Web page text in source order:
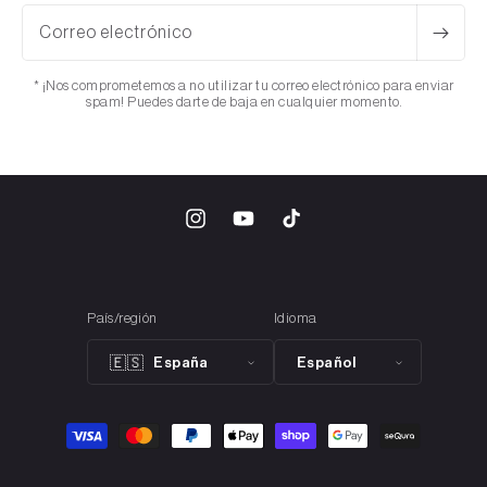
Desde su lanzamiento en los años 70, las Handball Spezial
coleccionistas y aficionados que buscan un calzado con
son el complemento ideal para cualquier guardarropa.
Correo electrónico
* ¡Nos comprometemos a no utilizar tu correo electrónico para enviar
spam! Puedes darte de baja en cualquier momento.
InstagramYouTubeTikTok
País/región
🇪🇸 España
Idioma
Español
de